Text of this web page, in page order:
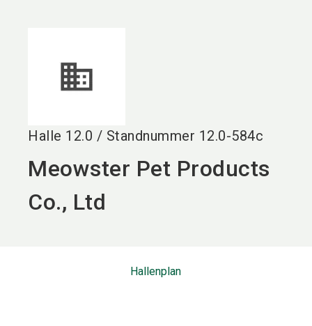
Halle 12.0 / Standnummer 12.0-584c
Meowster Pet Products
Co., Ltd
Hallenplan